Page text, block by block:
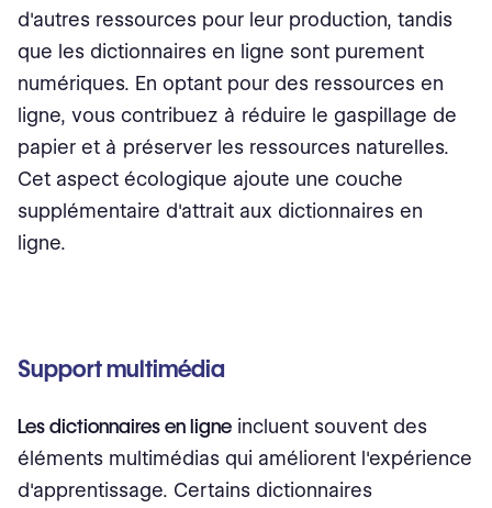
d'autres ressources pour leur production, tandis
que les dictionnaires en ligne sont purement
numériques. En optant pour des ressources en
ligne, vous contribuez à réduire le gaspillage de
papier et à préserver les ressources naturelles.
Cet aspect écologique ajoute une couche
supplémentaire d'attrait aux dictionnaires en
ligne.
Support multimédia
Les dictionnaires en ligne incluent souvent des
éléments multimédias qui améliorent l'expérience
d'apprentissage. Certains dictionnaires